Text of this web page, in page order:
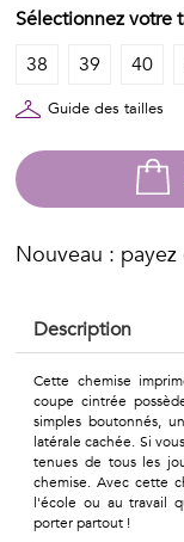
Sélectionnez votre
38
39 40
Guide des tailles
Nouveau :
Description
Cette chemise
coupe cintrée
simples boutonnés,
latérale cachée. Si
tenues de tous les
chemise. Avec cette
l'école ou au travail
porter partout !